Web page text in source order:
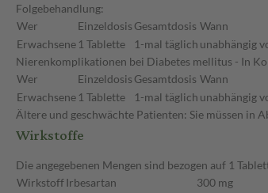
Folgebehandlung:
Wer
Einzeldosis Gesamtdosis Wann
Erwachsene 1 Tablette 1-mal täglich unabhängig
Nierenkomplikationen bei Diabetes mellitus - In
Wer
Einzeldosis Gesamtdosis Wann
Erwachsene 1 Tablette 1-mal täglich unabhängig
Ältere und geschwächte Patienten: Sie müssen in
Wirkstoffe
Die angegebenen Mengen sind bezogen auf 1
WirkstoffIrbesartan
300 mg